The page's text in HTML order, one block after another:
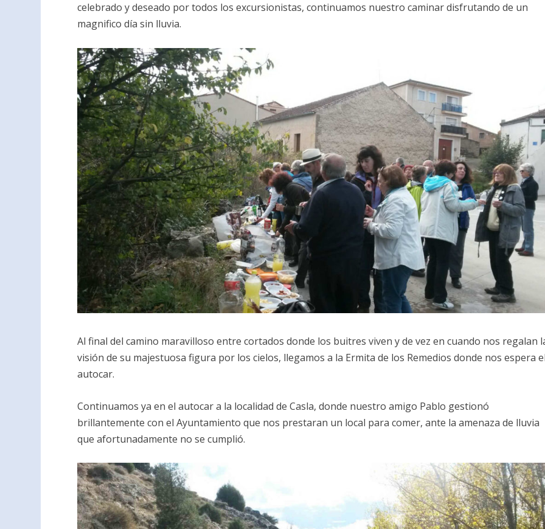
celebrado y deseado por todos los excursionistas, continuamos nuestro caminar disfrutando de un
magnifico día sin lluvia.
Al final del camino maravilloso entre cortados donde los buitres viven y de vez en cuando nos regalan
visión de su majestuosa figura por los cielos, llegamos a la Ermita de los Remedios donde nos espera
autocar.
Continuamos ya en el autocar a la localidad de Casla, donde nuestro amigo Pablo gestionó
brillantemente con el Ayuntamiento que nos prestaran un local para comer, ante la amenaza de lluvia
que afortunadamente no se cumplió.